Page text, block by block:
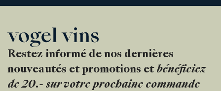
Restez informé de nos dernières
nouveautés et promotions et bénéficiez
de 20.- sur votre prochaine commande